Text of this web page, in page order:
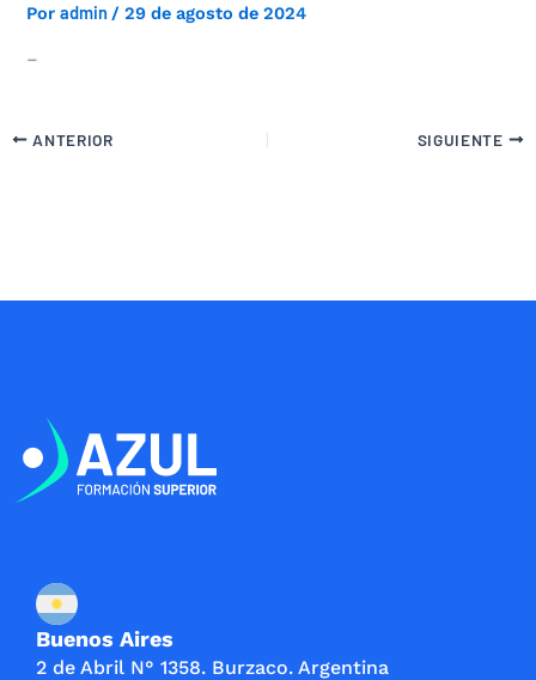
Poradmin /29 de agosto de 2024
–
ANTERIOR SIGUIENTE
Buenos Aires
2 de Abril N° 1358. Burzaco. Argentina